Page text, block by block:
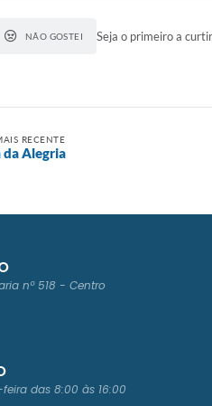
NÃO GOSTEI Seja o primeiro a
RECENTE
da Alegria
nº 518 - Centro
das 8:00 às 16:00